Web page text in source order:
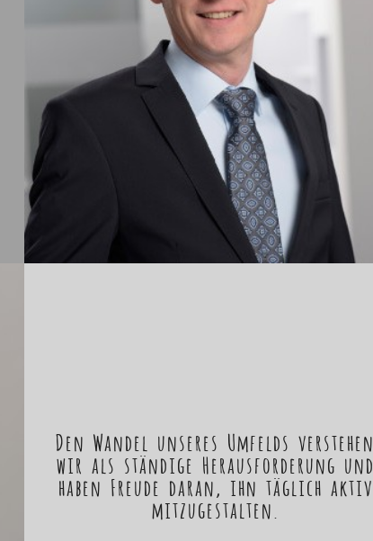
Den Wandel unseres Umfelds verstehen
wir als ständige Herausforderung und
haben Freude daran, ihn täglich aktiv
mitzugestalten.